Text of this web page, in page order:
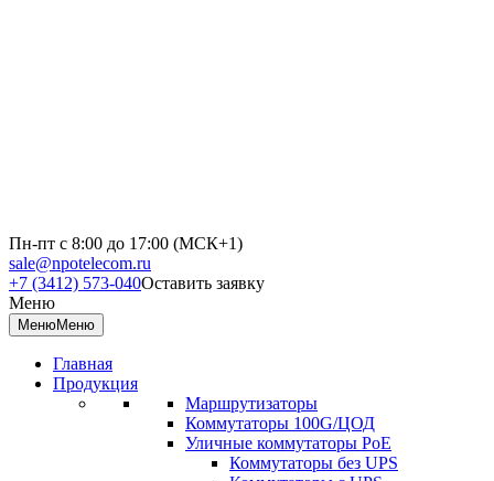
Пн-пт с 8:00 до 17:00 (МСК+1)
sale@npotelecom.ru
+7 (3412) 573-040Оставить заявку
Меню
МенюМеню
Главная
Продукция
Маршрутизаторы
Коммутаторы 100G/ЦОД
Уличные коммутаторы PoE
Коммутаторы без UPS